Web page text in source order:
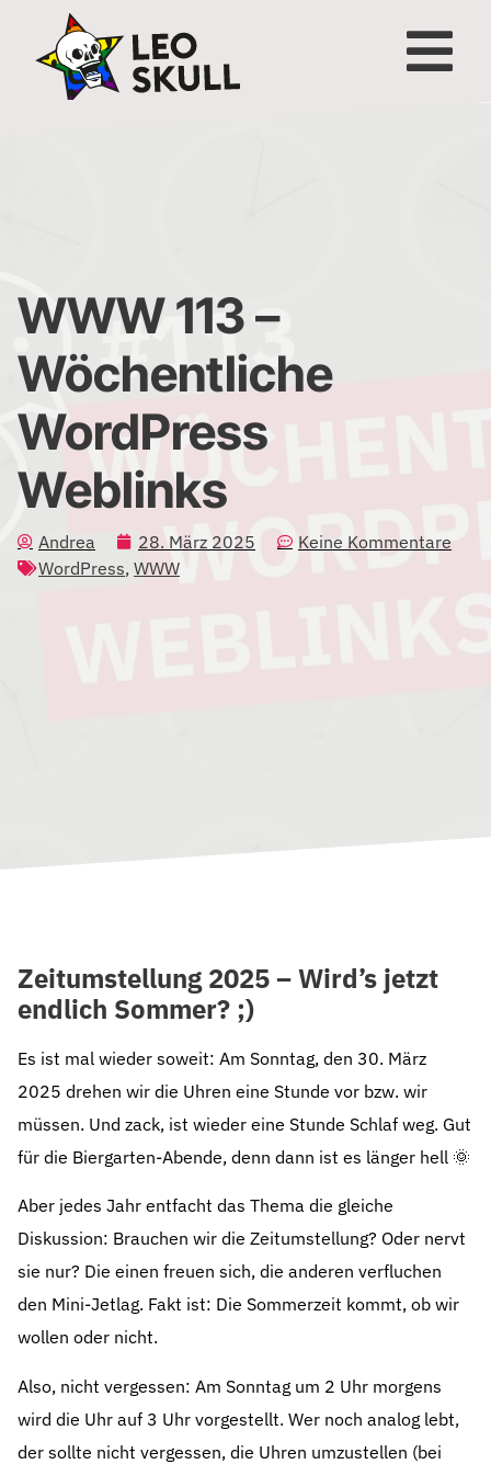
WWW 113 –
Wöchentliche
WordPress
Weblinks
Andrea 28. März 2025
Keine Kommentare
WordPress, WWW
Zeitumstellung 2025 – Wird’s jetzt
endlich Sommer? ;)
Es ist mal wieder soweit: Am Sonntag, den 30. März
2025 drehen wir die Uhren eine Stunde vor bzw. wir
müssen. Und zack, ist wieder eine Stunde Schlaf weg. Gut
für die Biergarten-Abende, denn dann ist es länger hell 🌞
Aber jedes Jahr entfacht das Thema die gleiche
Diskussion: Brauchen wir die Zeitumstellung? Oder nervt
sie nur? Die einen freuen sich, die anderen verfluchen
den Mini-Jetlag. Fakt ist: Die Sommerzeit kommt, ob wir
wollen oder nicht.
Also, nicht vergessen: Am Sonntag um 2 Uhr morgens
wird die Uhr auf 3 Uhr vorgestellt. Wer noch analog lebt,
der sollte nicht vergessen, die Uhren umzustellen (bei